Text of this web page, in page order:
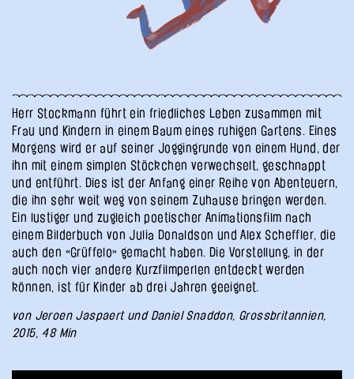
Herr Stockmann führt ein friedliches Leben zusammen mit
Frau und Kindern in einem Baum eines ruhigen Gartens. Eines
Morgens wird er auf seiner Joggingrunde von einem Hund, der
ihn mit einem simplen Stöckchen verwechselt, geschnappt
und entführt. Dies ist der Anfang einer Reihe von Abenteuern,
die ihn sehr weit weg von seinem Zuhause bringen werden.
Ein lustiger und zugleich poetischer Animationsfilm nach
einem Bilderbuch von Julia Donaldson und Alex Scheffler, die
auch den «Grüffelo» gemacht haben. Die Vorstellung, in der
auch noch vier andere Kurzfilmperlen entdeckt werden
können, ist für Kinder ab drei Jahren geeignet.
von Jeroen Jaspaert und Daniel Snaddon, Grossbritannien,
2015, 48 Min